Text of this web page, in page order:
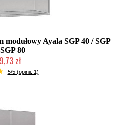
modułowy Ayala SGP 40 / SGP
80
zł
Klienta
5/5 (opinii: 1)